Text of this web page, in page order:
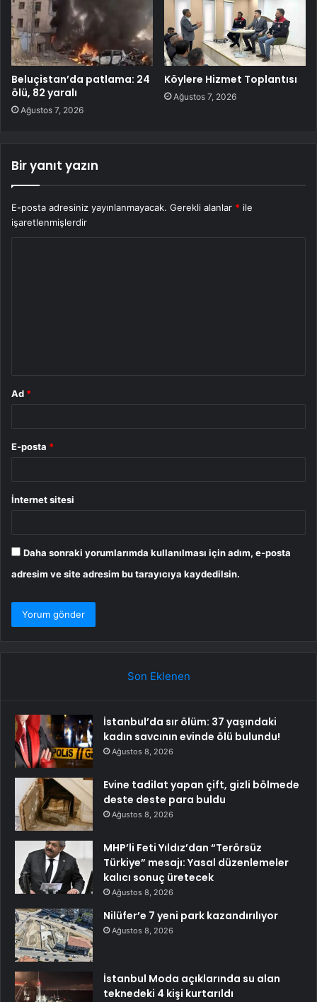
Beluçistan’da patlama: 24
ölü, 82 yaralı
Ağustos 7, 2026
Köylere Hizmet Toplantısı
Ağustos 7, 2026
Bir yanıt yazın
E-posta adresiniz yayınlanmayacak. Gerekli alanlar * ile
işaretlenmişlerdir
Ad *
E-posta *
İnternet sitesi
Daha sonraki yorumlarımda kullanılması için adım, e-posta
adresim ve site adresim bu tarayıcıya kaydedilsin.
Son Eklenen
İstanbul’da sır ölüm: 37 yaşındaki
kadın savcının evinde ölü bulundu!
Ağustos 8, 2026
Evine tadilat yapan çift, gizli bölmede
deste deste para buldu
Ağustos 8, 2026
MHP’li Feti Yıldız’dan “Terörsüz
Türkiye” mesajı: Yasal düzenlemeler
kalıcı sonuç üretecek
Ağustos 8, 2026
Nilüfer’e 7 yeni park kazandırılıyor
Ağustos 8, 2026
İstanbul Moda açıklarında su alan
teknedeki 4 kişi kurtarıldı